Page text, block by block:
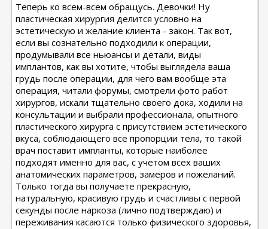
Теперь ко всем-всем обращусь. Девочки! Ну
пластическая хирургия делится условно на
эстетическую и желание клиента - закон. Так вот,
если вы сознательно подходили к операции,
продумывали все ньюансы и детали, виды
имплантов, как вы хотите, чтобы выглядела ваша
грудь после операции, для чего вам вообще эта
операция, читали форумы, смотрели фото работ
хирургов, искали тщательно своего дока, ходили на
консультации и выбрали профессионала, опытного
пластического хирурга с присутствием эстетического
вкуса, соблюдающего все пропорции тела, то такой
врач поставит импланты, которые наиболее
подходят именно для вас, с учетом всех ваших
анатомических параметров, замеров и пожеланий.
Только тогда вы получаете прекрасную,
натуральную, красивую грудь и счастливы с первой
секунды после наркоза (лично подтверждаю) и
переживания касаются только физического здоровья,